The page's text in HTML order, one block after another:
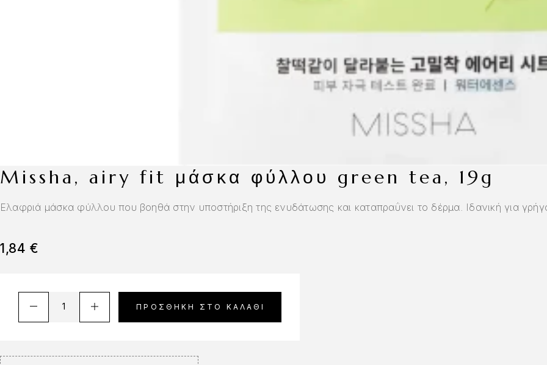
missha, airy fit μάσκα φύλλου green tea, 19g
Ελαφριά μάσκα φύλλου που βοηθά στην υποστήριξη της ενυδάτωσης και καταπραΰνει το δέρμα. Ιδανική για
1,84€
ΠΡΟΣΘΉΚΗ ΣΤΟ ΚΑΛΆΘΙ
r